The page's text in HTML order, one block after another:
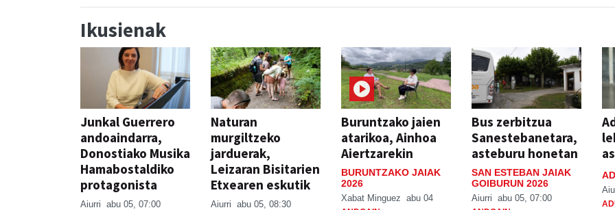
Ikusienak
Junkal Guerrero
andoaindarra,
Donostiako Musika
Hamabostaldiko
protagonista
Aiurri abu 05, 07:00
Naturan
murgiltzeko
jarduerak,
Leizaran Bisitarien
Etxearen eskutik
Aiurri abu 05, 08:30
Buruntzako jaien
atarikoa, Ainhoa
Aiertzarekin
BURUNTZAKO JAIAK
2026
Xabat Minguez abu 04
Bus zerbitzua
Sanestebanetara,
asteburu honetan
SAN ESTEBAN JAIAK
GOIBURUN 2026
Aiurri abu 05, 07:00